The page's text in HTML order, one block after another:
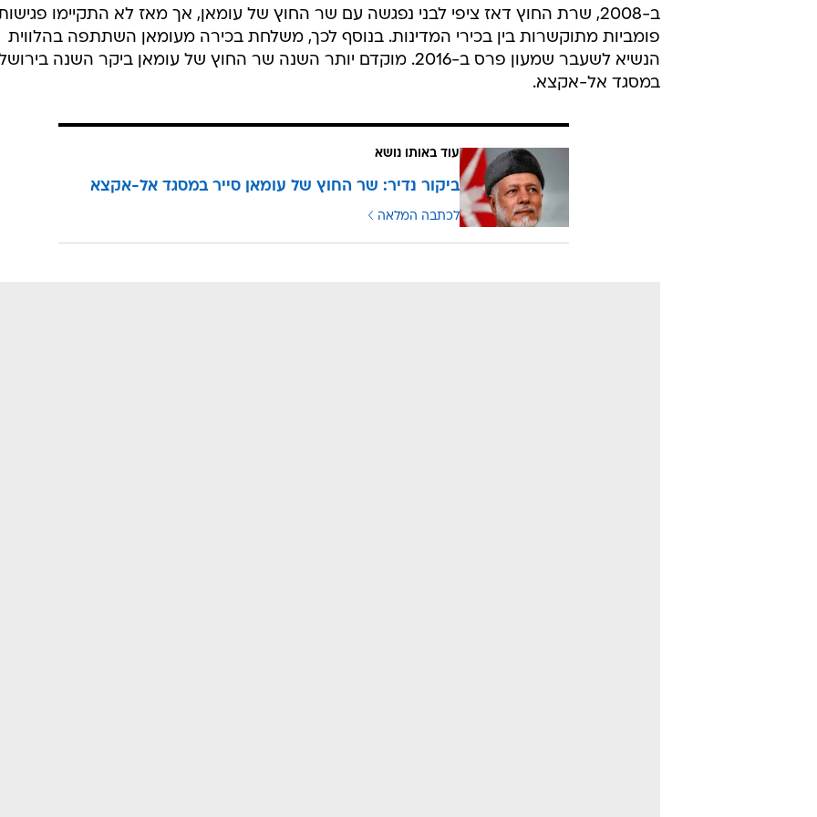
ב-2008, שרת החוץ דאז ציפי לבני נפגשה עם שר החוץ של עומאן, אך מאז לא התקיימו
פומביות מתוקשרות בין בכירי המדינות. בנוסף לכך, משלחת בכירה מעומאן השתתפה בהלווית
הנשיא לשעבר שמעון פרס ב-2016. מוקדם יותר השנה שר החוץ של עומאן ביקר השנה
במסגד אל-אקצא.
עוד באותו נושא
ביקור נדיר: שר החוץ של עומאן סייר במסגד אל-אקצא
לכתבה המלאה